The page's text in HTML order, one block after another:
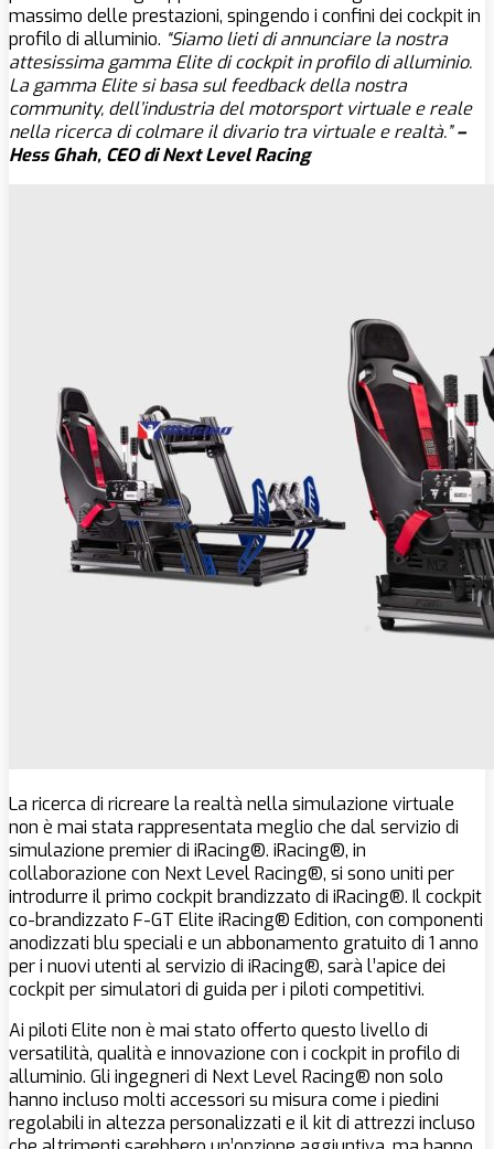
massimo delle prestazioni, spingendo i confini dei cockpit in
profilo di alluminio. “Siamo lieti di annunciare la nostra
attesissima gamma Elite di cockpit in profilo di alluminio.
La gamma Elite si basa sul feedback della nostra
community, dell’industria del motorsport virtuale e reale
nella ricerca di colmare il divario tra virtuale e realtà.”–
Hess Ghah, CEO di Next Level Racing
La ricerca di ricreare la realtà nella simulazione virtuale
non è mai stata rappresentata meglio che dal servizio di
simulazione premier di iRacing®. iRacing®, in
collaborazione con Next Level Racing®, si sono uniti per
introdurre il primo cockpit brandizzato di iRacing®. Il cockpit
co-brandizzato F-GT Elite iRacing® Edition, con componenti
anodizzati blu speciali e un abbonamento gratuito di 1 anno
per i nuovi utenti al servizio di iRacing®, sarà l’apice dei
cockpit per simulatori di guida per i piloti competitivi.
Ai piloti Elite non è mai stato offerto questo livello di
versatilità, qualità e innovazione con i cockpit in profilo di
alluminio. Gli ingegneri di Next Level Racing® non solo
hanno incluso molti accessori su misura come i piedini
regolabili in altezza personalizzati e il kit di attrezzi incluso